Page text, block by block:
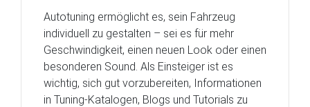
Autotuning ermöglicht es, sein Fahrzeug
individuell zu gestalten – sei es für mehr
Geschwindigkeit, einen neuen Look oder einen
besonderen Sound. Als Einsteiger ist es
wichtig, sich gut vorzubereiten, Informationen
in Tuning-Katalogen, Blogs und Tutorials zu